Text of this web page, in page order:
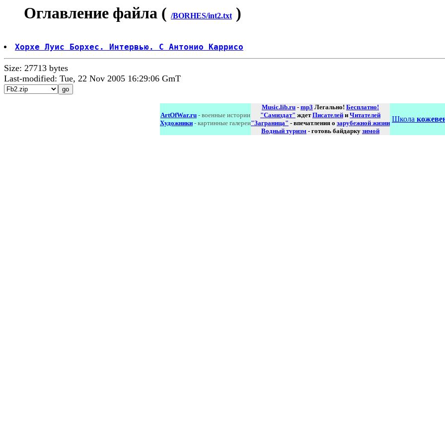
Оглавление файла ( /BORHES/int2.txt )
Хорхе Луис Борхес. Интервью. С Антонио Каррисо
Size: 27713 bytes
Last-modified: Tue, 22 Nov 2005 16:29:06 GmT
ArtOfWar.ru - военные истории
Художники - картинные галереи
Music.lib.ru - mp3 Легально! Бесплатно!
"Самиздат" ждетПисателей и Читателей
"Заграница" - впечатления о зарубежной жизни
Водный туризм - готовь байдарку зимой
Школа